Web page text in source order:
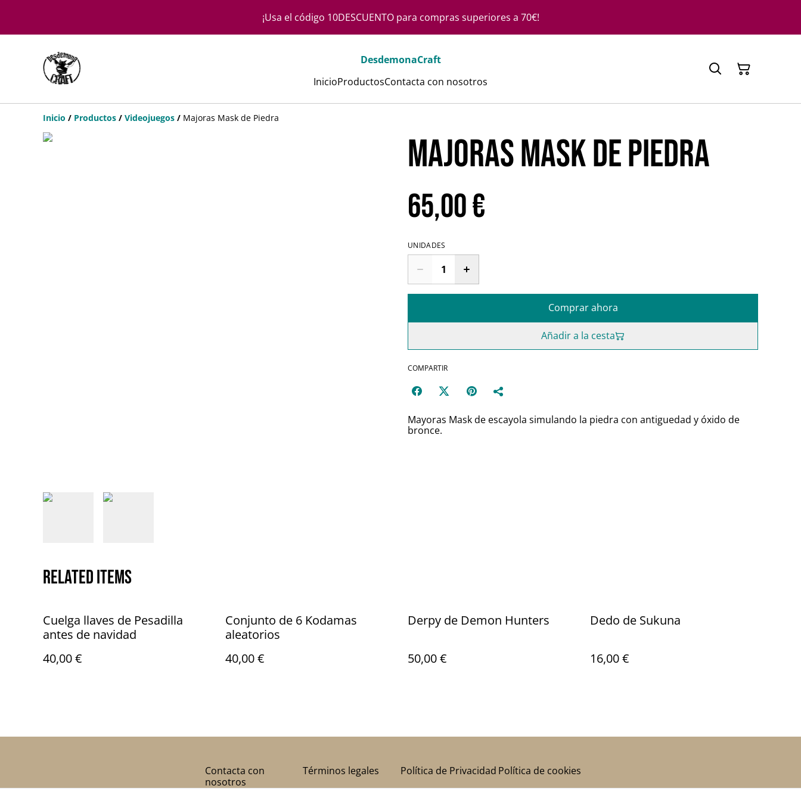
¡Usa el código 10DESCUENTO para compras superiores a 70€!
DesdemonaCraft
InicioProductosContacta con nosotros
Inicio / Productos / Videojuegos / Majoras Mask de Piedra
Majoras Mask de Piedra
65,00 €
UNIDADES
Comprar ahora
Añadir a la cesta
COMPARTIR
Mayoras Mask de escayola simulando la piedra con antiguedad y óxido de
bronce.
Related items
Cuelga llaves de Pesadilla
antes de navidad
40,00 €
Conjunto de 6 Kodamas
aleatorios
40,00 €
Derpy de Demon Hunters
50,00 €
Dedo de Sukuna
16,00 €
Contacta con
nosotros
Términos legales Política de Privacidad Política de cookies